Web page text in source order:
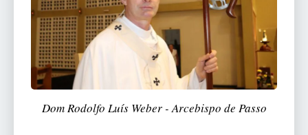
Dom Rodolfo Luís Weber - Arcebispo de Passo